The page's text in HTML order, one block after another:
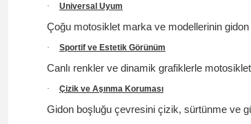
· Universal Uyum
Çoğu motosiklet marka ve modellerinin
· Sportif ve Estetik Görünüm
Canlı renkler ve dinamik grafiklerle
· Çizik ve Aşınma Koruması
Gidon boşluğu çevresini çizik, sürtünme ve